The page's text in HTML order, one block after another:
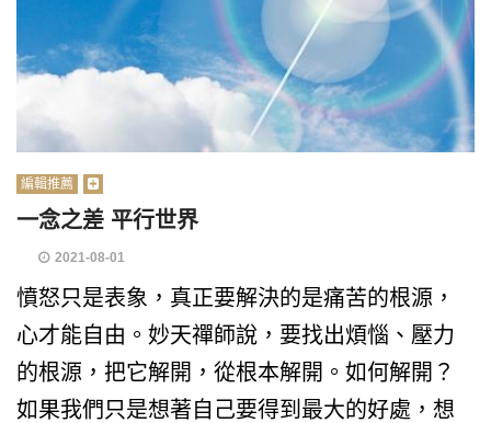
編輯推薦
一念之差 平行世界
2021-08-01
憤怒只是表象，真正要解決的是痛苦的根源，
心才能自由。妙天禪師說，要找出煩惱、壓力
的根源，把它解開，從根本解開。如何解開？
如果我們只是想著自己要得到最大的好處，想